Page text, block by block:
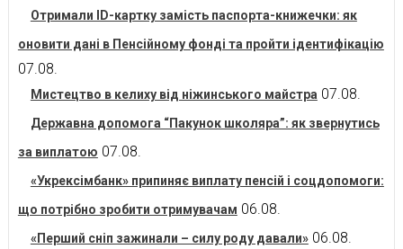
Отримали ID-картку замість паспорта-книжечки: як
оновити дані в Пенсійному фонді та пройти ідентифікацію
07.08.
Мистецтво в келиху від ніжинського майстра 07.08.
Державна допомога “Пакунок школяра”: як звернутись
за виплатою 07.08.
«Укрексімбанк» припиняє виплату пенсій і соцдопомоги:
що потрібно зробити отримувачам 06.08.
«Перший сніп зажинали – силу роду давали» 06.08.